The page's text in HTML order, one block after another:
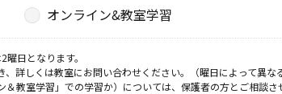
オンライン&教室学習
日となります。
詳しくは教室にお問い合わせください。（曜日によって異な
教室学習」での学習か）については、保護者の方とご相談さ